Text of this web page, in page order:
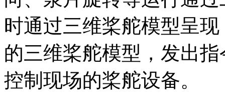
时通过三维桨舵模型呈
的三维桨舵模型，发出
控制现场的桨舵设备。